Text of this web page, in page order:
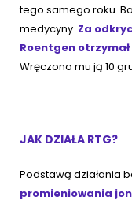
tego samego roku.
medycyny. Za
Roentgen
Wręczono mu ją 10
JAK DZIAŁA RTG?
Podstawą działania
promieniowania